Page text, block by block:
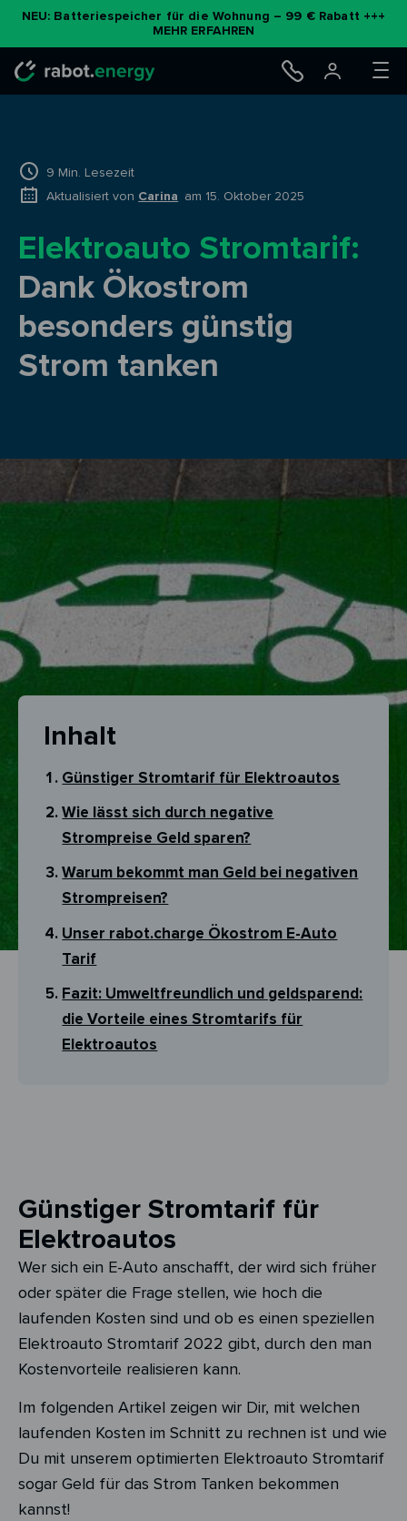
NEU: Batteriespeicher für die Wohnung – 99 € Rabatt +++
MEHR ERFAHREN
9 Min. Lesezeit
Aktualisiert von Carina am 15. Oktober 2025
Elektroauto Stromtarif:
Dank Ökostrom
besonders günstig
Strom tanken
Inhalt
Günstiger Stromtarif für Elektroautos
Wie lässt sich durch negative
Strompreise Geld sparen?
Warum bekommt man Geld bei negativen
Strompreisen?
Unser rabot.charge Ökostrom E-Auto
Tarif
Fazit: Umweltfreundlich und geldsparend:
die Vorteile eines Stromtarifs für
Elektroautos
Günstiger Stromtarif für
Elektroautos
Wer sich ein E-Auto anschafft, der wird sich früher
oder später die Frage stellen, wie hoch die
laufenden Kosten sind und ob es einen speziellen
Elektroauto Stromtarif 2022 gibt, durch den man
Kostenvorteile realisieren kann.
Im folgenden Artikel zeigen wir Dir, mit welchen
laufenden Kosten im Schnitt zu rechnen ist und wie
Du mit unserem optimierten Elektroauto Stromtarif
sogar Geld für das Strom Tanken bekommen
kannst!